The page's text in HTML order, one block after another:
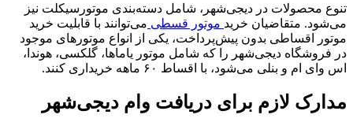
تنوع محصولات در دیجی‌شهر، شامل دسته‌بندی موتورسیکلت نیز
می‌شود. متقاضیان خرید موتور قسطی می‌توانند با قابلیت خرید
موتور اقساطی بدون پیش‌پرداخت، یکی از انواع موتورهای موجود
در فروشگاه دیجی‌شهر را که شامل موتور یاماها، گلکسی، هوندا،
اس وای ام و بنلی می‌شود، با اقساط ۶۰ ماهه خریداری کنند.
مدارک لازم برای دریافت وام دیجی‌شهر